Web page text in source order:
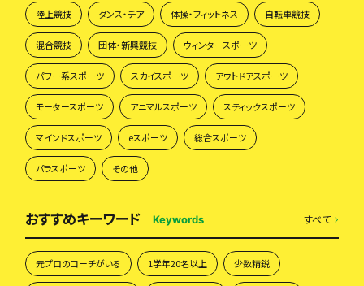
陸上競技 ダンス・チア 体操・フィットネス 自転車競技
混合競技 団体・新興競技 ウィンタースポーツ
パワー系スポーツ スカイスポーツ アウトドアスポーツ
モータースポーツ アニマルスポーツ スティックスポーツ
マインドスポーツ eスポーツ 総合スポーツ
パラスポーツ その他
おすすめキーワード Keywords すべて
元プロのコーチがいる 1学年20名以上 少数精鋭